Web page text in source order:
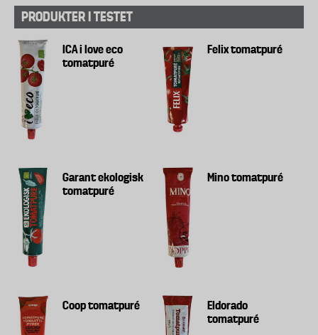
PRODUKTER I TESTET
ICA i love eco
tomatpuré
Felix tomatpuré
Garant ekologisk
tomatpuré
Mino tomatpuré
Coop tomatpuré
Eldorado
tomatpuré